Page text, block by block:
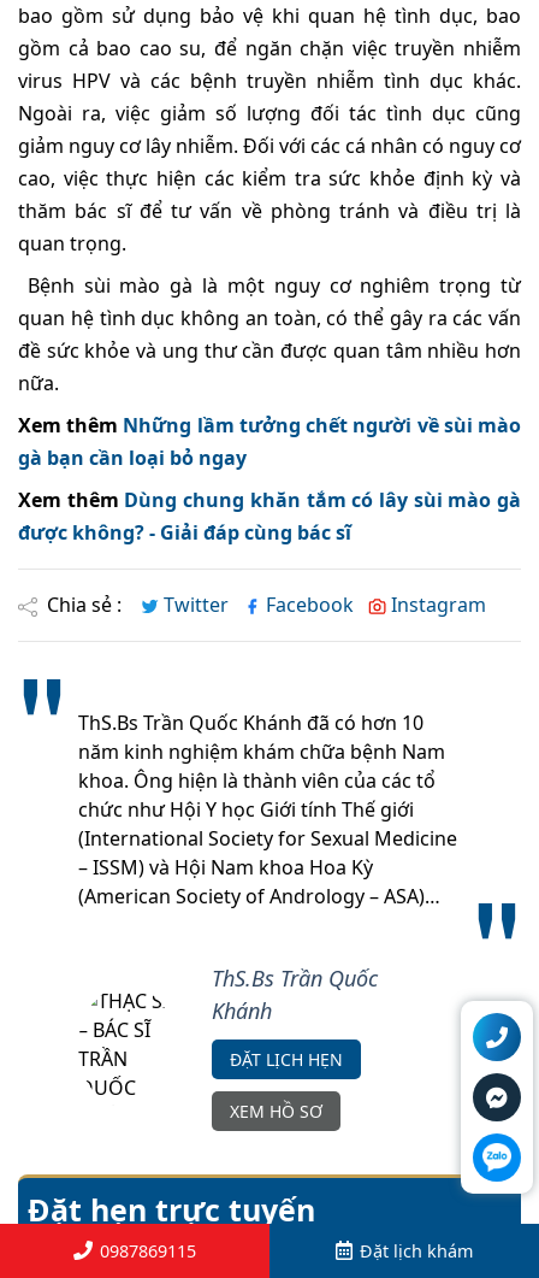
bao gồm sử dụng bảo vệ khi quan hệ tình dục, bao
gồm cả bao cao su, để ngăn chặn việc truyền nhiễm
virus HPV và các bệnh truyền nhiễm tình dục khác.
Ngoài ra, việc giảm số lượng đối tác tình dục cũng
giảm nguy cơ lây nhiễm. Đối với các cá nhân có nguy cơ
cao, việc thực hiện các kiểm tra sức khỏe định kỳ và
thăm bác sĩ để tư vấn về phòng tránh và điều trị là
quan trọng.
Bệnh sùi mào gà là một nguy cơ nghiêm trọng từ
quan hệ tình dục không an toàn, có thể gây ra các vấn
đề sức khỏe và ung thư cần được quan tâm nhiều hơn
nữa.
Xem thêm Những lầm tưởng chết người về sùi mào
gà bạn cần loại bỏ ngay
Xem thêm Dùng chung khăn tắm có lây sùi mào gà
được không? - Giải đáp cùng bác sĩ
Chia sẻ : Twitter Facebook Instagram
ThS.Bs Trần Quốc Khánh đã có hơn 10
năm kinh nghiệm khám chữa bệnh Nam
khoa. Ông hiện là thành viên của các tổ
chức như Hội Y học Giới tính Thế giới
(International Society for Sexual Medicine
– ISSM) và Hội Nam khoa Hoa Kỳ
(American Society of Andrology – ASA)…
ThS.Bs Trần Quốc
Khánh
ĐẶT LỊCH HẸN
XEM HỒ SƠ
Đặt hẹn trực tuyến
(Làm việc tất cả các ngày trong tuần, cả ngày thứ 7, Chủ nhật, Lễ Tết)
0987869115 Đặt lịch khám